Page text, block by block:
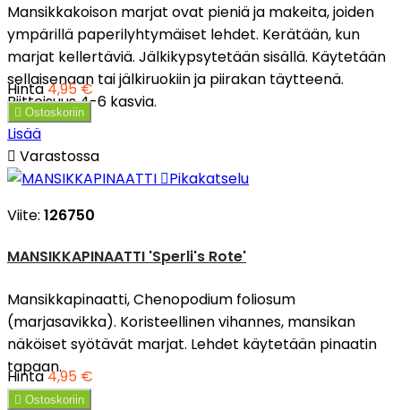
Mansikkakoison marjat ovat pieniä ja makeita, joiden
ympärillä paperilyhtymäiset lehdet. Kerätään, kun
marjat kellertäviä. Jälkikypsytetään sisällä. Käytetään
sellaisenaan tai jälkiruokiin ja piirakan täytteenä.
Riittoisuus 4-6 kasvia.
Hinta4,95 €
 Ostoskoriin
Lisää
 Varastossa
Pikakatselu
Viite: 126750
MANSIKKAPINAATTI 'Sperli's Rote'
Mansikkapinaatti, Chenopodium foliosum
(marjasavikka). Koristeellinen vihannes, mansikan
näköiset syötävät marjat. Lehdet käytetään pinaatin
tapaan.
Hinta4,95 €
 Ostoskoriin